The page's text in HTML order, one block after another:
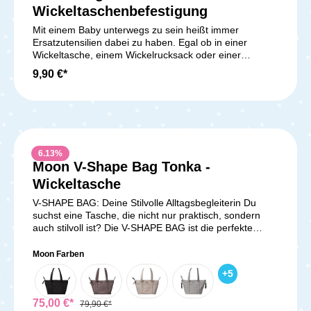
Wickeltaschenbefestigung
Mit einem Baby unterwegs zu sein heißt immer
Ersatzutensilien dabei zu haben. Egal ob in einer
Wickeltasche, einem Wickelrucksack oder einer
Umhängetasche. Diese ständig tragen zu müssen ist
auf Dauer unbequem und lästig. Umso sinnvoller ist
Beine baumelt. Bei den Wickeltaschen und -rucksäcken
Wickeltaschenbefestigung bereits im Lieferumfang
enthalten. Wickeltaschen vieler weiterer gängiger
Marken kannst du mittels dieser
Wickeltaschenbefestigung mit den ABC Design
Kinderwagenmodellen (ab Kollektion 2017)
kombinieren. Lieferumfang:1x ABC Design
Wickeltaschenbefestigung
9,90 €*
6.13%
Moon V-Shape Bag Tonka -
Wickeltasche
V-SHAPE BAG: Deine Stilvolle Alltagsbegleiterin Du
suchst eine Tasche, die nicht nur praktisch, sondern
auch stilvoll ist? Die V-SHAPE BAG ist die perfekte
das Leben als Elternteil erleichtern. In den neuesten
Farben der MOON-Kinderwagenkollektion erhältlich,
ergänzt diese Tasche nicht nur deinen Look, sondern
bietet auch alles, was du für den Alltag und unterwegs
benötigst. Stil trifft auf Funktionalität Die V-SHAPE BAG
Moon Farben
+5
75,00 €* 79,90 €*